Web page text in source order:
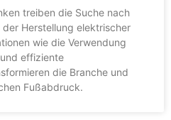
treiben die Suche nach
Herstellung elektrischer
wie die Verwendung
effiziente
die Branche und
Fußabdruck.